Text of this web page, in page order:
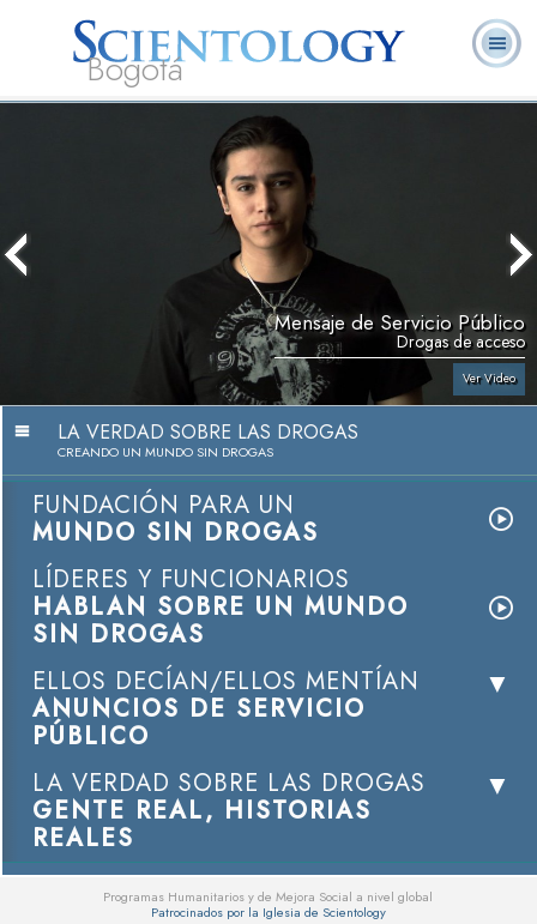
Bogotá
Scientology?
Voluntarios
Mensaje de Servicio Público
Drogas de acceso
Ver Video
LA VERDAD SOBRE LAS DROGAS
CREANDO UN MUNDO SIN DROGAS
FUNDACIÓN PARA UN
MUNDO SIN DROGAS
LÍDERES Y FUNCIONARIOS
HABLAN SOBRE UN MUNDO
SIN DROGAS
ELLOS DECÍAN/ELLOS MENTÍAN
ANUNCIOS DE SERVICIO
PÚBLICO
LA VERDAD SOBRE LAS DROGAS
GENTE REAL, HISTORIAS
REALES
Programas Humanitarios y de Mejora Social a nivel global
Patrocinados por la Iglesia de Scientology